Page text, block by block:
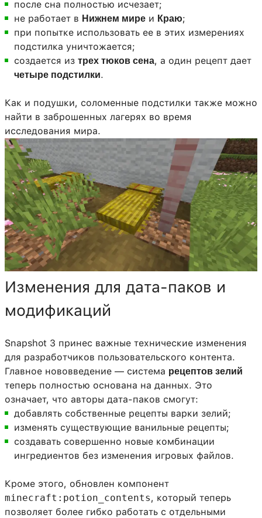
после сна полностью исчезает;
не работает в Нижнем мире и Краю;
при попытке использовать ее в этих измерениях
подстилка уничтожается;
создается из трех тюков сена, а один рецепт дает
четыре подстилки.
Как и подушки, соломенные подстилки также можно
найти в заброшенных лагерях во время
исследования мира.
Изменения для дата-паков и
модификаций
Snapshot 3 принес важные технические изменения
для разработчиков пользовательского контента.
Главное нововведение — система рецептов зелий
теперь полностью основана на данных. Это
означает, что авторы дата-паков смогут:
добавлять собственные рецепты варки зелий;
изменять существующие ванильные рецепты;
создавать совершенно новые комбинации
ингредиентов без изменения игровых файлов.
Кроме этого, обновлен компонент
minecraft:potion_contents, который теперь
позволяет более гибко работать с отдельными